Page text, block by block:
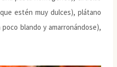
estén muy dulces), plátano
blando y amarronándose),